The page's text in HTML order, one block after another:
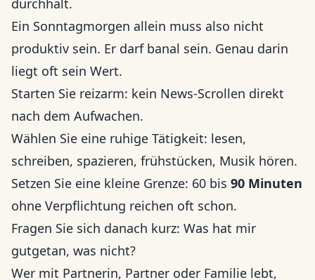
durchhält.
Ein Sonntagmorgen allein muss also nicht
produktiv sein. Er darf banal sein. Genau darin
liegt oft sein Wert.
Starten Sie reizarm: kein News-Scrollen direkt
nach dem Aufwachen.
Wählen Sie eine ruhige Tätigkeit: lesen,
schreiben, spazieren, frühstücken, Musik hören.
Setzen Sie eine kleine Grenze: 60 bis 90 Minuten
ohne Verpflichtung reichen oft schon.
Fragen Sie sich danach kurz: Was hat mir
gutgetan, was nicht?
Wer mit Partnerin, Partner oder Familie lebt,